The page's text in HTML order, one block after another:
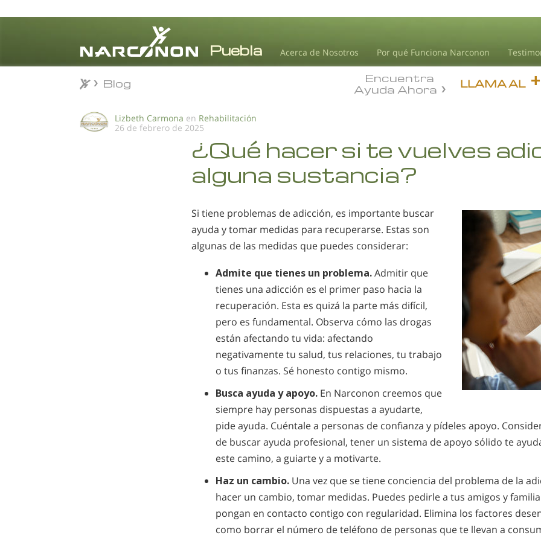
Acerca de Nosotros Por qué Funciona Narconon
LLAMA AL
Encuentra
Ayuda Ahora
Blog
Lizbeth Carmona en Rehabilitación
26 de febrero de 2025
¿Qué hacer si te vuelves
alguna sustancia?
Si tiene problemas de adicción, es importante buscar
ayuda y tomar medidas para recuperarse. Estas son
algunas de las medidas que puedes considerar:
Admite que tienes un problema.Admitir que
tienes una adicción es el primer paso hacia la
recuperación. Esta es quizá la parte más difícil,
pero es fundamental. Observa cómo las drogas
están afectando tu vida: afectando
negativamente tu salud, tus relaciones, tu trabajo
o tus finanzas. Sé honesto contigo mismo.
Busca ayuda y apoyo. En Narconon creemos que
siempre hay personas dispuestas a ayudarte,
pide ayuda. Cuéntale a personas de confianza y pídeles apoyo.
de buscar ayuda profesional, tener un sistema de apoyo sólido te
este camino, a guiarte y a motivarte.
Haz un cambio. Una vez que se tiene conciencia del problema de la
hacer un cambio, tomar medidas. Puedes pedirle a tus amigos y
pongan en contacto contigo con regularidad. Elimina los factores
como borrar el número de teléfono de personas que te llevan a
Blog